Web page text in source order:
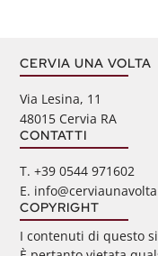
CERVIA UNA VOLTA
Via Lesina, 11
48015 Cervia RA
CONTATTI
‭T. +39 0544 971602
E.
COPYRIGHT
I contenuti di questo